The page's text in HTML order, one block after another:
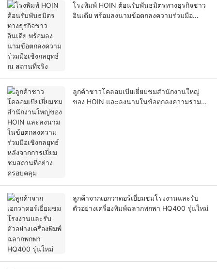
โรงพิมพ์ HOIN ต้อนรับพันธมิตรทางธุรกิจชาว
อินเดีย พร้อมลงนามข้อตกลงความร่วมมือ
ลูกค้าชาวโคลอมเบียเยี่ยมชมสำนักงานใหญ่
ของ HOIN และลงนามในข้อตกลงความร่วมมือ
ลูกค้าจากเอกวาดอร์เยี่ยมชมโรงงานและรับ
ตัวอย่างเครื่องพิมพ์ฉลากพกพา HQ400 รุ่นใหม่